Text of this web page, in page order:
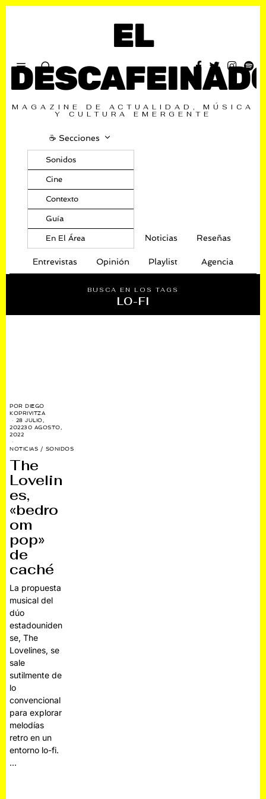
EL
MAGAZINE DE ACTUALIDAD, MÚSICA
Y CULTURA EMERGENTE
☕️ Secciones
Sonidos
Cine
Contexto
Guía
En El Área Noticias Reseñas
Entrevistas Opinión Playlist Agencia
BUSCA EN LOS TAGS
LO-FI
PORDIEGO
KOPRIVITZA
28 JULIO,
202230 AGOSTO,
2022
NOTICIAS / SONIDOS
The
Lovelin
es,
«bedro
om
pop»
de
caché
La propuesta
musical del
dúo
estadouniden
se, The
Lovelines, se
sale
sutilmente de
lo
convencional
para explorar
melodías
retro en un
entorno lo-fi.
…